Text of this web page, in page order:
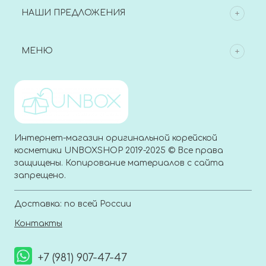
НАШИ ПРЕДЛОЖЕНИЯ
МЕНЮ
Интернет-магазин оригинальной корейской
косметики UNBOXSHOP 2019-2025 © Все права
защищены. Копирование материалов с сайта
запрещено.
Доставка: по всей России
Контакты
+7 (981) 907-47-47